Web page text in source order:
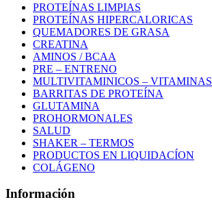
PROTEÍNAS LIMPIAS
PROTEÍNAS HIPERCALORICAS
QUEMADORES DE GRASA
CREATINA
AMINOS / BCAA
PRE – ENTRENO
MULTIVITAMINICOS – VITAMINAS
BARRITAS DE PROTEÍNA
GLUTAMINA
PROHORMONALES
SALUD
SHAKER – TERMOS
PRODUCTOS EN LIQUIDACÍON
COLÁGENO
Información